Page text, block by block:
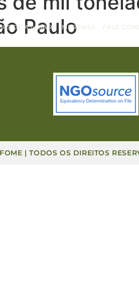
DE AJUDAR IMPRENSA FALE
Paulo
| TODOS OS DIREITOS